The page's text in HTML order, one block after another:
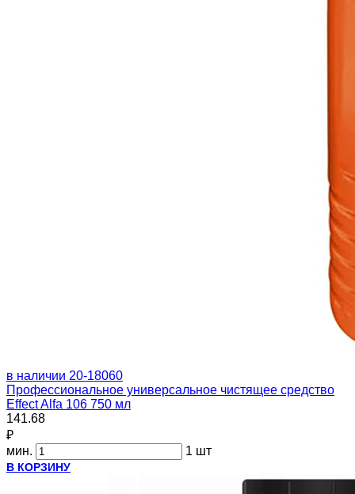
в наличии 20-18060
Профессиональное универсальное чистящее средство
Effect Alfa 106 750 мл
141.68
₽
мин.
1 шт
В КОРЗИНУ